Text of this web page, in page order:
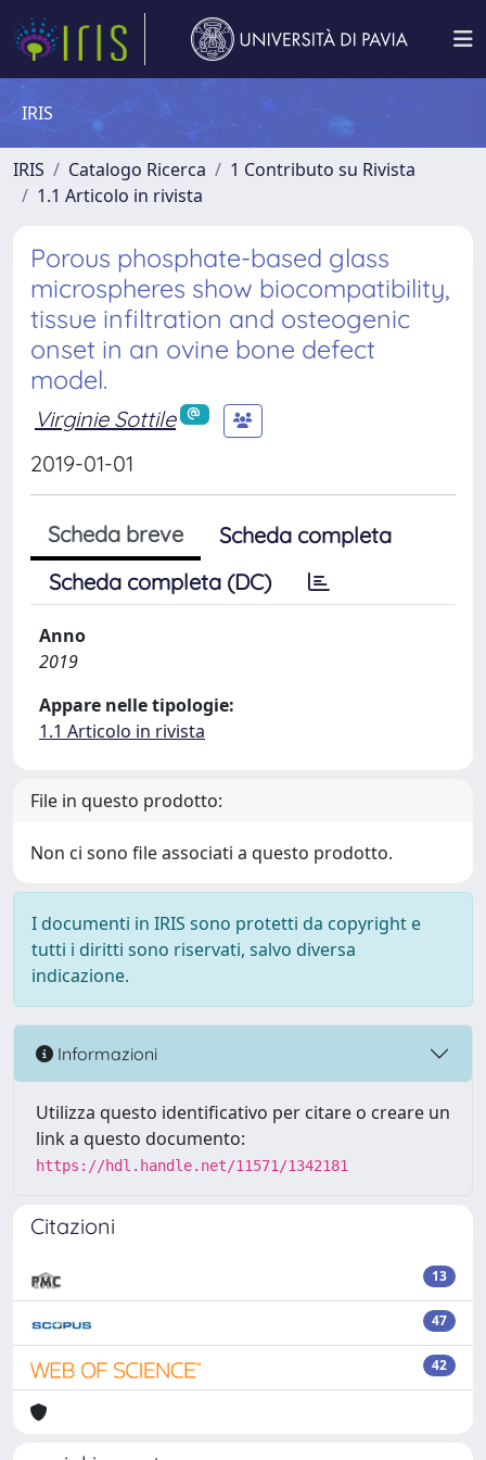
IRIS
IRIS Catalogo Ricerca
1 Contributo su Rivista
1.1 Articolo in rivista
Porous phosphate-based glass
microspheres show biocompatibility,
tissue infiltration and osteogenic
onset in an ovine bone defect
model.
Virginie Sottile
2019-01-01
Scheda breve
Scheda completa
Scheda completa (DC)
Anno
2019
Appare nelle tipologie:
1.1 Articolo in rivista
File in questo prodotto:
Non ci sono file associati a questo prodotto.
I documenti in IRIS sono protetti da copyright e
tutti i diritti sono riservati, salvo diversa
indicazione.
Informazioni
Utilizza questo identificativo per citare o creare un
link a questo documento:
https://hdl.handle.net/11571/1342181
Citazioni
13
47
42